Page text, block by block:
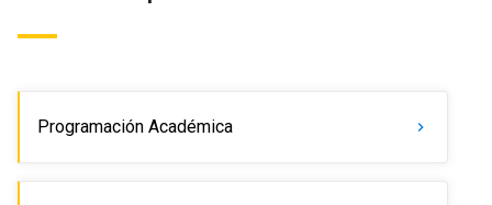
Programación Académica keyboard_arrow_right